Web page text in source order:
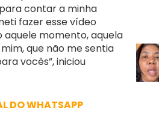
contar a minha
fazer esse vídeo
aquele momento, aquela
que não me sentia
vocês”, iniciou
DO WHATSAPP